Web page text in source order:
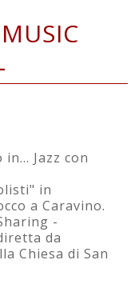
Jazz con
in
a Caravino.
-
da
Chiesa di San